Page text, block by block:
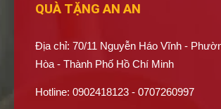
QUÀ TẶNG AN AN
Địa chỉ: 70/11 Nguyễn Háo Vĩnh -
Hòa - Thành Phố Hồ Chí Minh
Hotline: 0902418123 - 0707260997